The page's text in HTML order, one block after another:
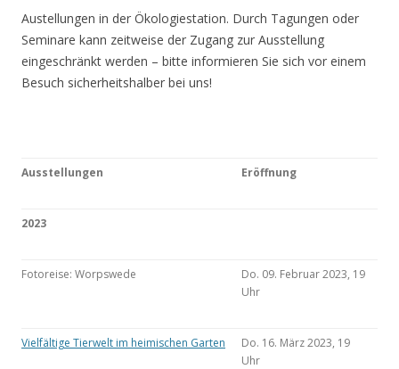
Austellungen in der Ökologiestation. Durch Tagungen oder
Seminare kann zeitweise der Zugang zur Ausstellung
eingeschränkt werden – bitte informieren Sie sich vor einem
Besuch sicherheitshalber bei uns!
Ausstellungen Eröffnung
2023
Fotoreise: Worpswede
Do. 09. Februar 2023, 19
Uhr
Vielfältige Tierwelt im heimischen Garten
Do. 16. März 2023, 19
Uhr